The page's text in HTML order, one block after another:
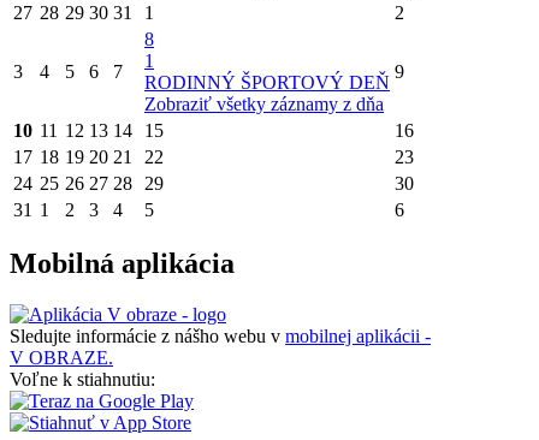
27 28 29 30 31 1 2
3 4 5 6 7
8
1
RODINNÝ ŠPORTOVÝ DEŇ
Zobraziť všetky záznamy z dňa
9
10 11 12 13 14 15
16
17 18 19 20 21 22
23
24 25 26 27 28 29
30
31 1 2 3 4 5 6
Mobilná aplikácia
Sledujte informácie z nášho webu v mobilnej aplikácii -
V OBRAZE.
Voľne k stiahnutiu: